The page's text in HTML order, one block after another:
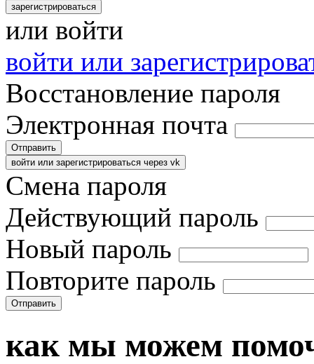
зарегистрироваться
или войти
войти или
Восстановление пароля
Электронная почта
Отправить
войти или зарегистрироваться через vk
Смена пароля
Действующий пароль
Новый пароль
Повторите пароль
Отправить
как мы можем